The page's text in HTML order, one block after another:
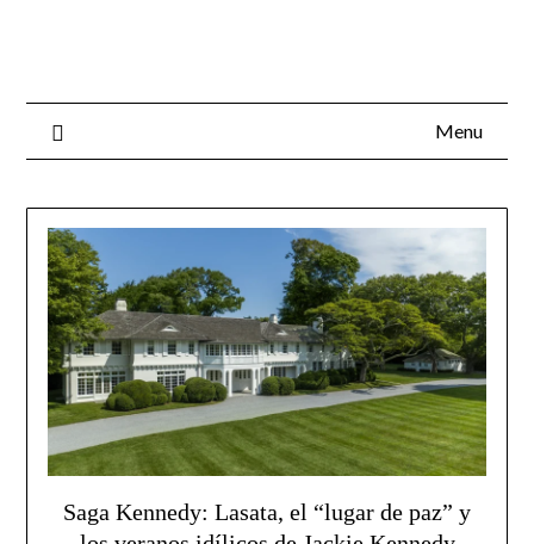
Menu
Saga Kennedy: Lasata, el “lugar de paz” y